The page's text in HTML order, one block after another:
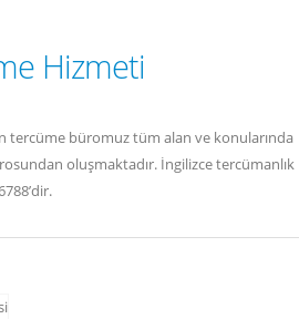
Hizmeti
tercüme büromuz tüm alan ve konularında
oluşmaktadır. İngilizce tercümanlık